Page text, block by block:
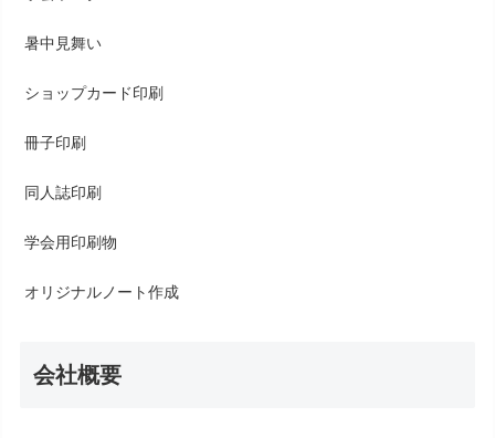
暑中見舞い
ショップカード印刷
冊子印刷
同人誌印刷
学会用印刷物
オリジナルノート作成
会社概要